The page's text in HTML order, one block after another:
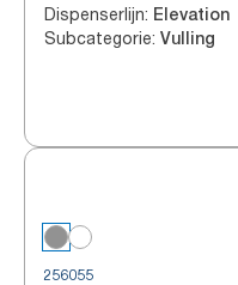
Dispenserlijn: Elevation
Subcategorie: Vulling
256055